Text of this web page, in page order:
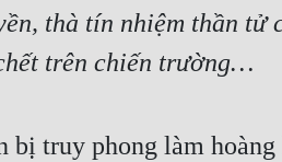
thà tín nhiệm thần tử
trên chiến trường…
bị truy phong làm hoàng